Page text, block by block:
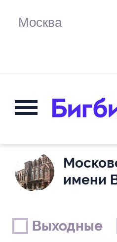
имени
Выходные
Выходные